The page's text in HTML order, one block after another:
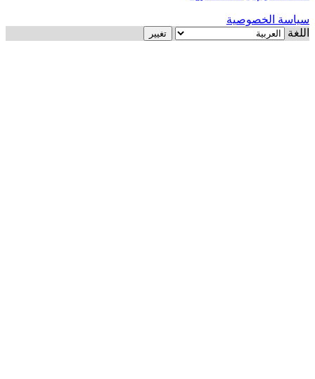
سياسة الخصوصية
اللغة